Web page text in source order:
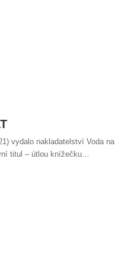
vydalo nakladatelství Voda na
titul – útlou knížečku…